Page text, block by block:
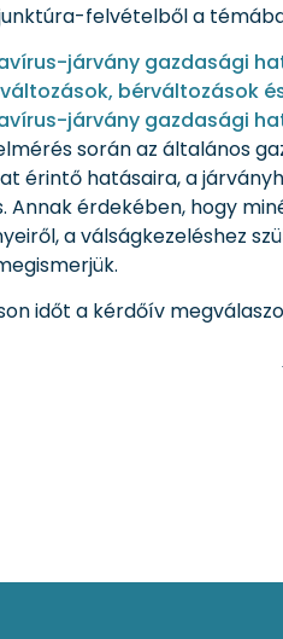
felvételből a
járvány gazdasági
bérváltozások
járvány gazdasági
során az általános
érintő hatásaira, a
Annak érdekében, hogy
a válságkezeléshez
időt a kérdőív